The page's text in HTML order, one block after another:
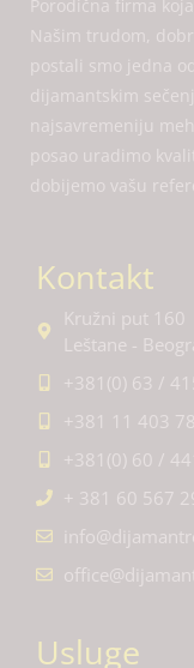
Porodična firma
Našim trudom,
postali smo jedna
dijamantskim
najsavremeniju
posao uradimo
dobijemo vašu
Kontakt
Kružni put 160
Leštane -
+381(0) 63 /
+381 11 403
+381(0) 60 /
+ 381 60 567
Usluge